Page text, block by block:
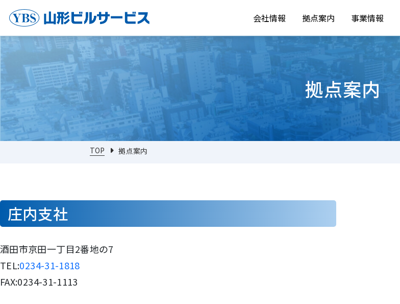
会社情報 拠点案内 事業情報
拠点案内
TOP 拠点案内
庄内支社
酒田市京田一丁目2番地の7
TEL:0234-31-1818
FAX:0234-31-1113